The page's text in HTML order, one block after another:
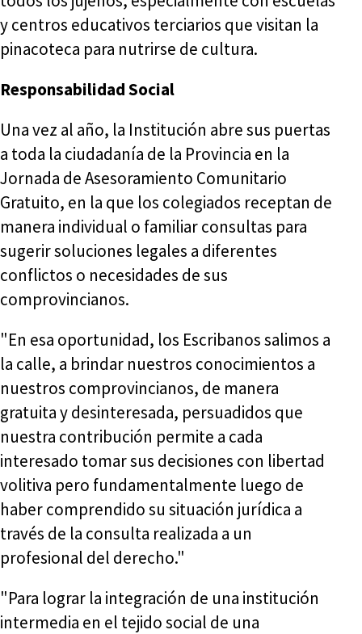
y centros educativos terciarios que visitan la
pinacoteca para nutrirse de cultura.
Responsabilidad Social
Una vez al año, la Institución abre sus puertas
a toda la ciudadanía de la Provincia en la
Jornada de Asesoramiento Comunitario
Gratuito, en la que los colegiados receptan de
manera individual o familiar consultas para
sugerir soluciones legales a diferentes
conflictos o necesidades de sus
comprovincianos.
"En esa oportunidad, los Escribanos salimos a
la calle, a brindar nuestros conocimientos a
nuestros comprovincianos, de manera
gratuita y desinteresada, persuadidos que
nuestra contribución permite a cada
interesado tomar sus decisiones con libertad
volitiva pero fundamentalmente luego de
haber comprendido su situación jurídica a
través de la consulta realizada a un
profesional del derecho."
"Para lograr la integración de una institución
intermedia en el tejido social de una